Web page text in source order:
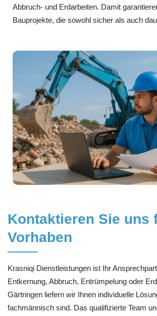
Abbruch- und Erdarbeiten. Damit
Bauprojekte, die sowohl sicher als auch
Kontaktieren Sie uns
Vorhaben
Krasniqi Dienstleistungen ist Ihr
Entkernung, Abbruch, Entrümpelung oder
Gärtringen liefern wir Ihnen individuelle
fachmännisch sind. Das qualifizierte Team